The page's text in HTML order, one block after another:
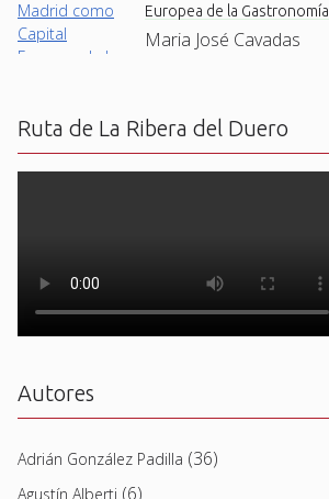
Europea de la Gastronomía
Maria José Cavadas
Ruta de La Ribera del Duero
Autores
Adrián González Padilla (36)
Agustín Alberti (6)